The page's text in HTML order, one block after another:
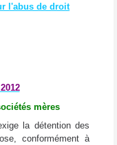
l'abus de droit
mères
la détention des
conformément à